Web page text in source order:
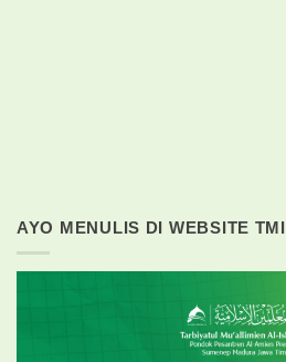
AYO MENULIS DI WEBSITE TMI